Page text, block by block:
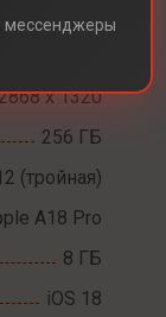
х 1320
256 ГБ
(тройная)
A18 Pro
8 ГБ
iOS 18
мессенджеры